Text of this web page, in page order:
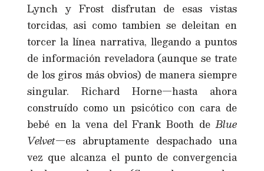
Lynch y Frost disfrutan de esas vistas
torcidas, asi como tambien se deleitan en
torcer la línea narrativa, llegando a puntos
de información reveladora (aunque se trate
de los giros más obvios) de manera siempre
singular. Richard Horne—hasta ahora
construído como un psicótico con cara de
bebé en la vena del Frank Booth deBlue
Velvet—es abruptamente despachado una
vez que alcanza el punto de convergencia